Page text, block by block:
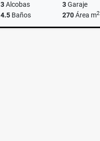
3Alcobas 3Garaje
4.5 Baños 270Área m2